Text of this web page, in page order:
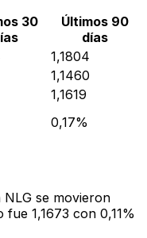
30
Últimos 90
días
1,1804
1,1460
1,1619
0,17%
NLG se movieron
fue 1,1673 con 0,11%